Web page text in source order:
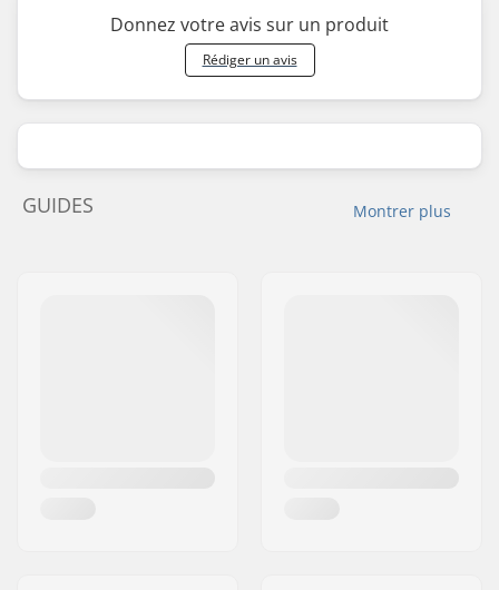
Donnez votre avis sur un produit
Rédiger un avis
Montrer plus
GUIDES